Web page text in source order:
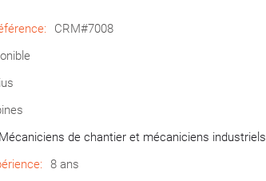
CRM#7008
Mécaniciens de chantier et mécaniciens industriels
8 ans